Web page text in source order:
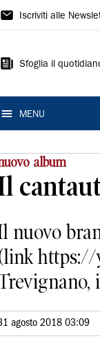
La
Ferrara
Iscriviti alle
Sfoglia il
MENU
album
nuovo
https://
agosto 2018 03:09